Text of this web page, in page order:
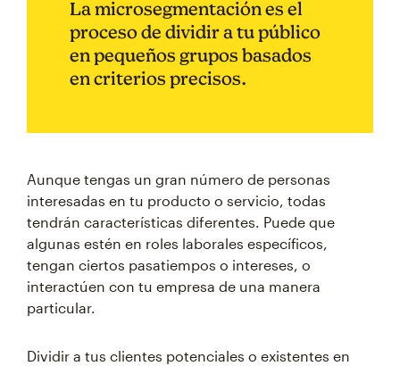
La microsegmentación es el
proceso de dividir a tu público
en pequeños grupos basados
en criterios precisos.
Aunque tengas un gran número de personas
interesadas en tu producto o servicio, todas
tendrán características diferentes. Puede que
algunas estén en roles laborales específicos,
tengan ciertos pasatiempos o intereses, o
interactúen con tu empresa de una manera
particular.
Dividir a tus clientes potenciales o existentes en